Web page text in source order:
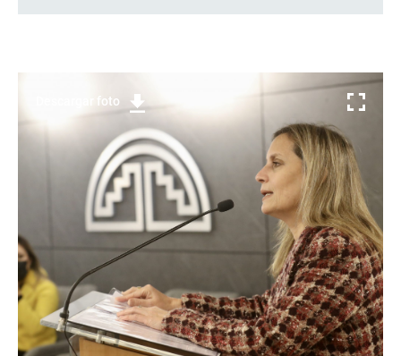
Descargar foto